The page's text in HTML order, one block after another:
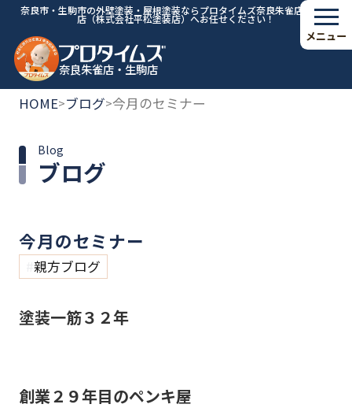
奈良市・生駒市の外壁塗装・屋根塗装ならプロタイムズ奈良朱雀店・生駒
店（株式会社平松塗装店）へお任せください！
奈良朱雀店・生駒店
メニュー
HOME>ブログ>今月のセミナー
ブログ
Blog
今月のセミナー
親方ブログ
塗装一筋３２年
創業２９年目のペンキ屋